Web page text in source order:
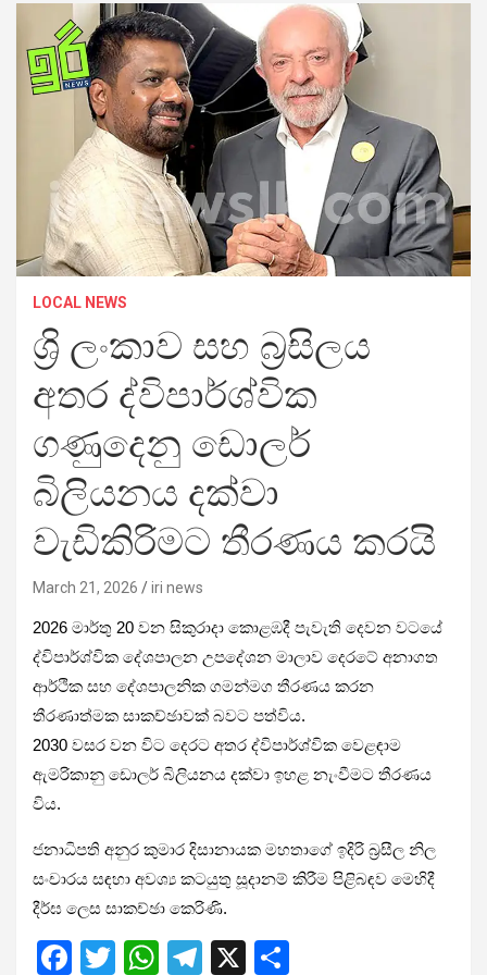
LOCAL NEWS
ශ්‍රි ලංකාව සහ බ්‍රසිලය
අතර ද්විපාර්ශ්වික
ගණුදෙනු ඩොලර්
බිලියනය දක්වා
වැඩිකිරිමට තීරණය කරයි
March 21, 2026 iri news
2026 මාර්තු 20 වන සිකුරාදා කොළඹදී පැවැති දෙවන වටයේ
ද්විපාර්ශ්වික දේශපාලන උපදේශන මාලාව දෙරටේ අනාගත
ආර්ථික සහ දේශපාලනික ගමන්මග තීරණය කරන
තීරණාත්මක සාකච්ඡාවක් බවට පත්විය.
2030 වසර වන විට දෙරට අතර ද්විපාර්ශ්වික වෙළඳාම
ඇමරිකානු ඩොලර් බිලියනය දක්වා ඉහළ නැංවීමට තීරණය
විය.
ජනාධිපති අනුර කුමාර දිසානායක මහතාගේ ඉදිරි බ්‍රසීල නිල
සංචාරය සඳහා අවශ්‍ය කටයුතු සූදානම් කිරීම පිළිබඳව මෙහිදී
දීර්ඝ ලෙස සාකච්ඡා කෙරිණි.
F
T
W T
X